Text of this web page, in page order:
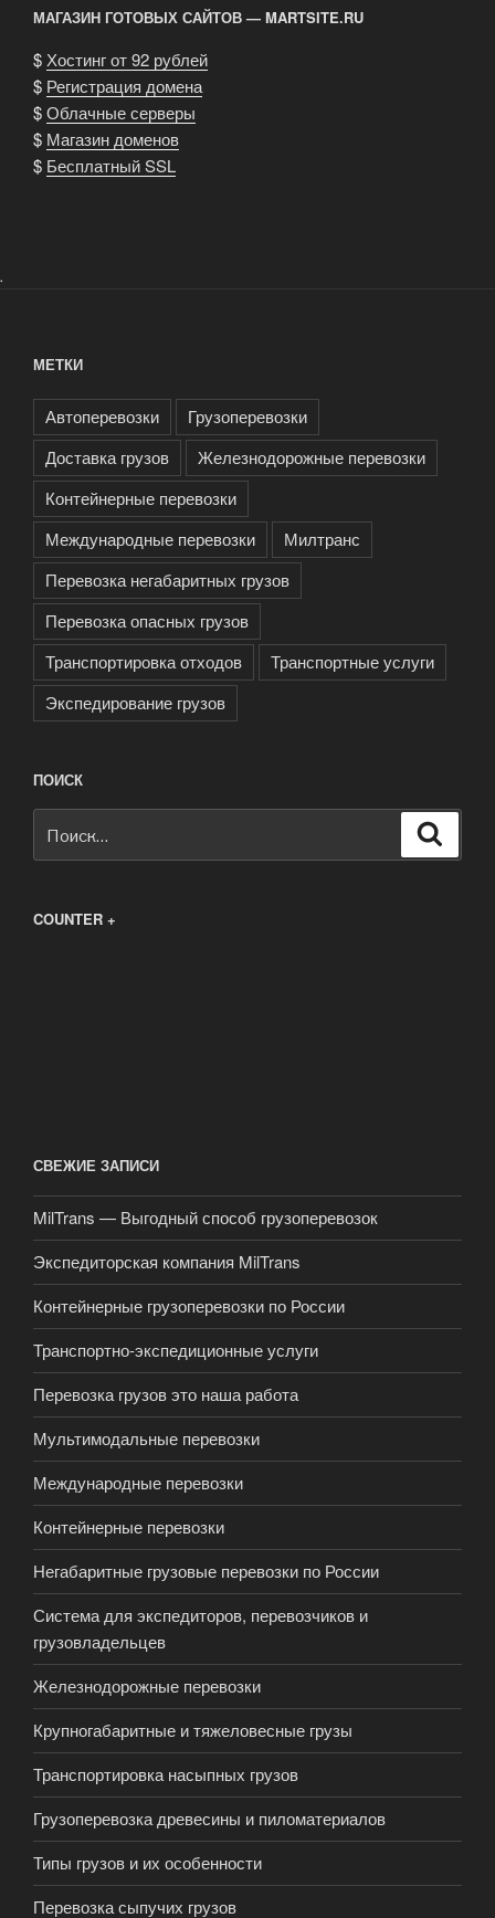
МАГАЗИН ГОТОВЫХ САЙТОВ — MARTSITE.RU
$Хостинг от 92 рублей
$ Регистрация домена
$Облачные серверы
$ Магазин доменов
$ Бесплатный SSL
.
МЕТКИ
Автоперевозки
Грузоперевозки
Доставка грузов
Железнодорожные перевозки
Контейнерные перевозки
Международные перевозки
Милтранс
Перевозка негабаритных грузов
Перевозка опасных грузов
Транспортировка отходов
Транспортные услуги
Экспедирование грузов
ПОИСК
COUNTER +
СВЕЖИЕ ЗАПИСИ
MilTrans — Выгодный способ грузоперевозок
Экспедиторская компания MilTrans
Контейнерные грузоперевозки по России
Транспортно-экспедиционные услуги
Перевозка грузов это наша работа
Мультимодальные перевозки
Международные перевозки
Контейнерные перевозки
Негабаритные грузовые перевозки по России
Система для экспедиторов, перевозчиков и
грузовладельцев
Железнодорожные перевозки
Крупногабаритные и тяжеловесные грузы
Транспортировка насыпных грузов
Грузоперевозка древесины и пиломатериалов
Типы грузов и их особенности
Перевозка сыпучих грузов